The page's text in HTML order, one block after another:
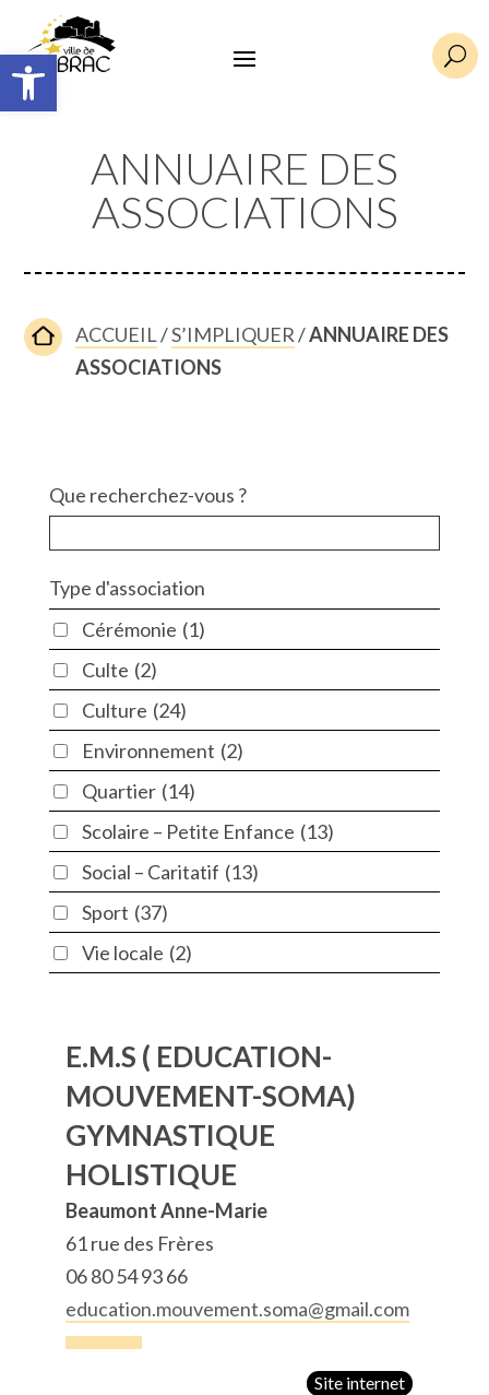
Ouvrir la barre d’outils U
ANNUAIRE DES
ASSOCIATIONS
ACCUEIL/S’IMPLIQUER/ANNUAIRE DES
ASSOCIATIONS
Que recherchez-vous ?
Type d'association
Cérémonie (1)
Culte (2)
Culture (24)
Environnement (2)
Quartier (14)
Scolaire – Petite Enfance (13)
Social – Caritatif (13)
Sport (37)
Vie locale (2)
E.M.S ( EDUCATION-
MOUVEMENT-SOMA)
GYMNASTIQUE
HOLISTIQUE
Beaumont Anne-Marie
61 rue des Frères
06 80 54 93 66
education.mouvement.soma@gmail.com
Site internet